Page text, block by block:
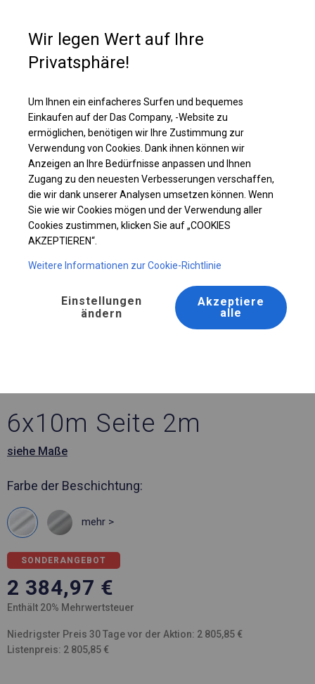
Verstärktes Lager- und Garagenzelt | 6x10 m
6x10m Seite 2m
siehe Maße
Farbe der Beschichtung:
mehr >
SONDERANGEBOT
2 384,97 €
Enthält 20% Mehrwertsteuer
Niedrigster Preis 30 Tage vor der Aktion: 2 805,85 €
Listenpreis: 2 805,85 €
Wir legen Wert auf Ihre
Privatsphäre!
Um Ihnen ein einfacheres Surfen und bequemes
Einkaufen auf der Das Company, -Website zu
ermöglichen, benötigen wir Ihre Zustimmung zur
Verwendung von Cookies. Dank ihnen können wir
Anzeigen an Ihre Bedürfnisse anpassen und Ihnen
Zugang zu den neuesten Verbesserungen verschaffen,
die wir dank unserer Analysen umsetzen können. Wenn
Sie wie wir Cookies mögen und der Verwendung aller
Cookies zustimmen, klicken Sie auf „COOKIES
AKZEPTIEREN“.
Weitere Informationen zur Cookie-Richtlinie
Einstellungen
ändern
Akzeptiere
alle